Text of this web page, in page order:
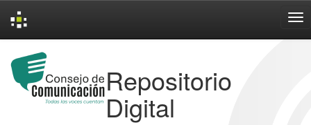
navigation
Repositorio
Digital